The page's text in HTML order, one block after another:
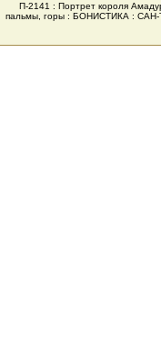
П-2141 : Портрет короля
пальмы, горы : БОНИСТИКА :